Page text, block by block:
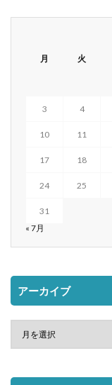
月 火
3 4
10 11
17 18
24 25
31
« 7月
アーカイブ